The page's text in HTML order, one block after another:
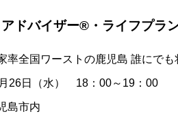
ドバイザー®・ライフプラ
率全国ワーストの鹿児島 誰にで
26日（水） 18：00～19：00
島市内